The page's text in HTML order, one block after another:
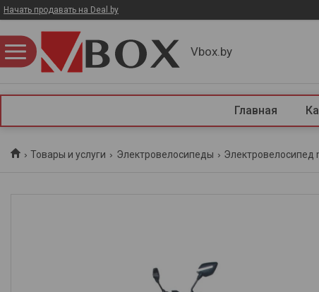
Начать продавать на Deal.by
Vbox.by
Главная
Товары и услуги Электровелосипеды Электровелосипед